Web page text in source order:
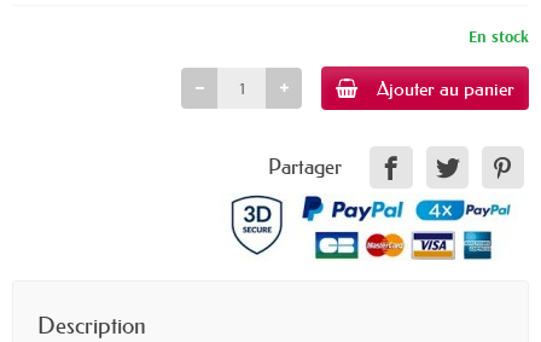
En stock
Ajouter au panier
Partager
Description